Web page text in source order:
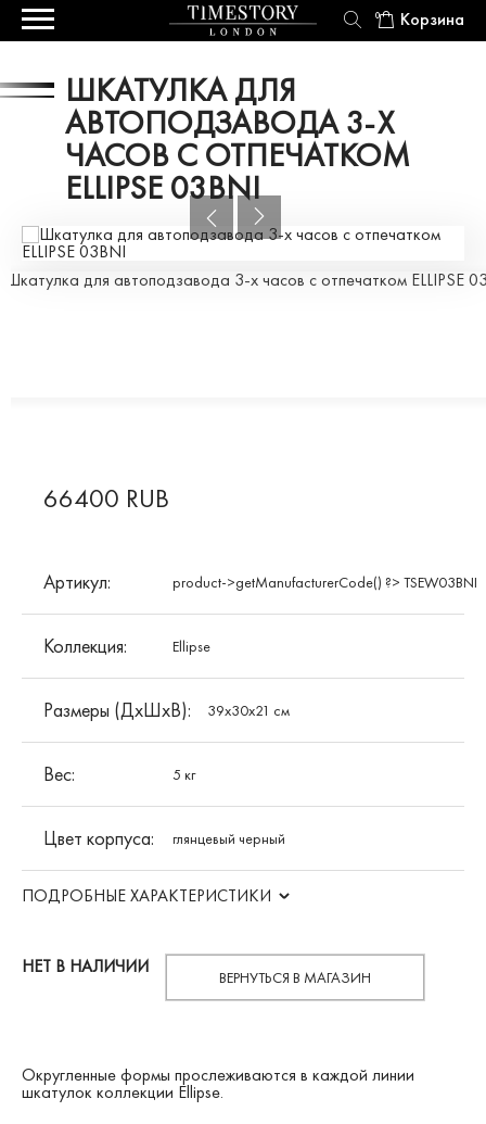
ШКАТУЛКА ДЛЯ
АВТОПОДЗАВОДА 3-Х
ЧАСОВ C ОТПЕЧАТКОМ
ELLIPSE 03BNI
66400 RUB
Артикул: product->getManufacturerCode() ?> TSEW03BNI
Коллекция: Ellipse
Размеры (ДхШхВ): 39х30х21 см
Вес: 5 кг
Цвет корпуса: глянцевый черный
ПОДРОБНЫЕ ХАРАКТЕРИСТИКИ
НЕТ В НАЛИЧИИ ВЕРНУТЬСЯ В МАГАЗИН
Округленные формы прослеживаются в каждой линии
шкатулок коллекции Ellipse.
0 Корзина